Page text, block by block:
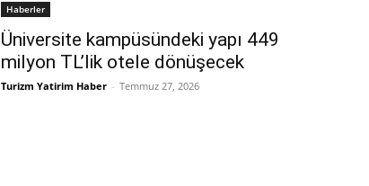
Haberler
Üniversite kampüsündeki yapı 449
milyon TL’lik otele dönüşecek
Turizm Yatirim Haber - Temmuz 27, 2026